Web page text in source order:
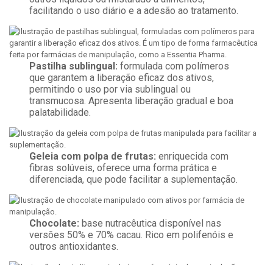
facilitando o uso diário e a adesão ao tratamento.
Pastilha sublingual: formulada com polímeros
que garantem a liberação eficaz dos ativos,
permitindo o uso por via sublingual ou
transmucosa. Apresenta liberação gradual e boa
palatabilidade.
Geleia com polpa de frutas: enriquecida com
fibras solúveis, oferece uma forma prática e
diferenciada, que pode facilitar a suplementação.
Chocolate: base nutracêutica disponível nas
versões 50% e 70% cacau. Rico em polifenóis e
outros antioxidantes.